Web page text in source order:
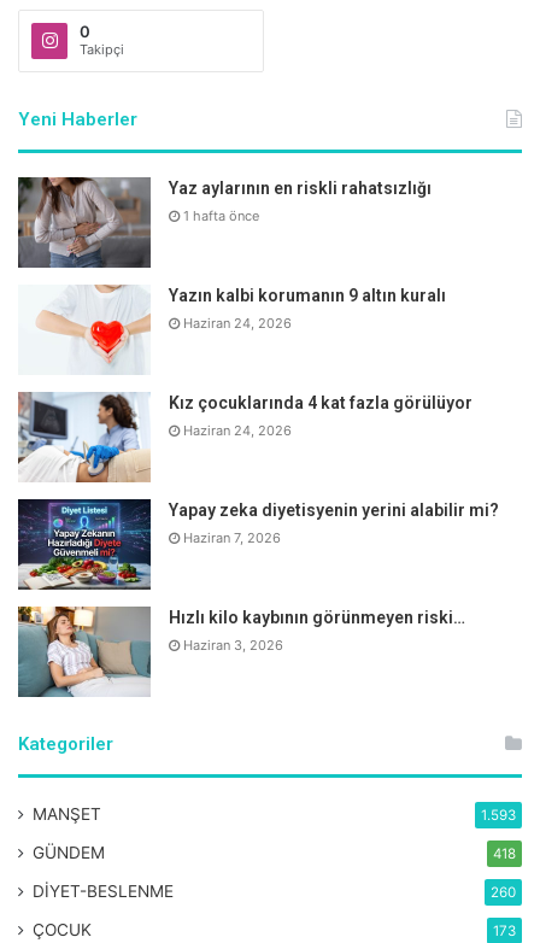
0
Takipçi
Yeni Haberler
Yaz aylarının en riskli rahatsızlığı
1 hafta önce
Yazın kalbi korumanın 9 altın kuralı
Haziran 24, 2026
Kız çocuklarında 4 kat fazla görülüyor
Haziran 24, 2026
Yapay zeka diyetisyenin yerini alabilir mi?
Haziran 7, 2026
Hızlı kilo kaybının görünmeyen riski…
Haziran 3, 2026
Kategoriler
MANŞET 1.593
GÜNDEM 418
DİYET-BESLENME 260
ÇOCUK 173